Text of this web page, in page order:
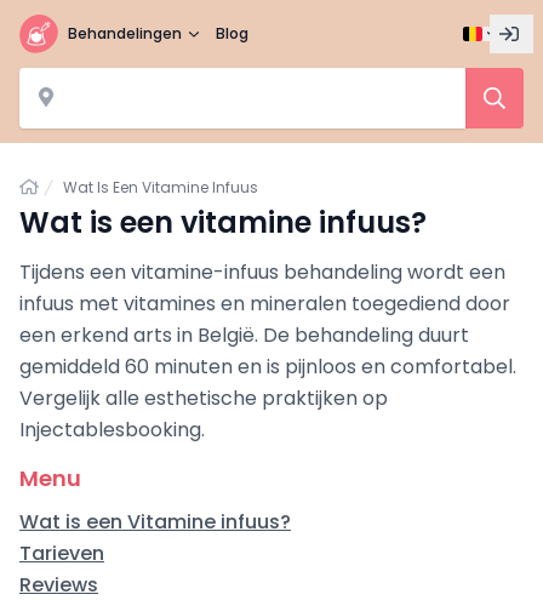
Behandelingen Blog
HomeWat Is Een Vitamine Infuus
Wat is een vitamine infuus?
Tijdens een vitamine-infuus behandeling wordt een
infuus met vitamines en mineralen toegediend door
een erkend arts in België. De behandeling duurt
gemiddeld 60 minuten en is pijnloos en comfortabel.
Vergelijk alle esthetische praktijken op
Injectablesbooking.
Menu
Wat is een Vitamine infuus?
Tarieven
Reviews